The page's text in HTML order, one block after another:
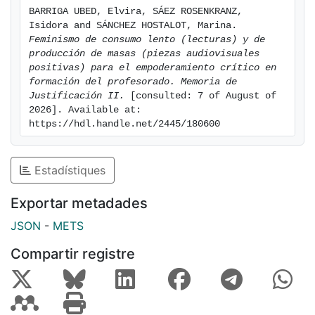
BARRIGA UBED, Elvira, SÁEZ ROSENKRANZ,
Feminismo de consumo lento (lecturas) y de
producción de masas (piezas audiovisuales
positivas) para el empoderamiento crítico en
formación del profesorado. Memoria de
Justificación II.
[consulted: 7 of August of
2026]. Available at:
https://hdl.handle.net/2445/180600
Estadístiques
Exportar metadades
JSON - METS
Compartir registre